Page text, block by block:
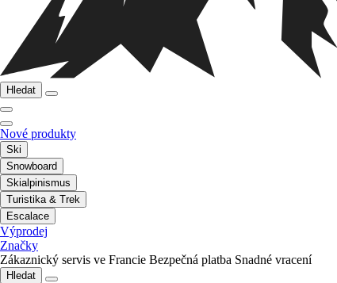
Hledat
Nové produkty
Ski
Snowboard
Skialpinismus
Turistika & Trek
Escalace
Výprodej
Značky
Zákaznický servis ve Francie Bezpečná platba Snadné vracení
Hledat